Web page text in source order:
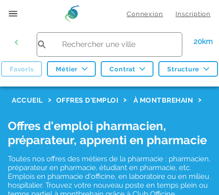
Connexion Inscription
20km
Favoris Métier Contrat Structure
ACCUEIL OFFRES D'EMPLOI À MONTBREHAIN
Offres d'emploi pharmacien,
préparateur, apprenti en pharmacie
Toutes nos offres des métiers de la pharmacie : pharmacien,
préparateur en pharmacie, étudiant en pharmacie, etc.
Emplois en pharmacie d'officine, en laboratoire ou en milieu
hospitalier. Trouvez votre nouveau poste en temps plein ou